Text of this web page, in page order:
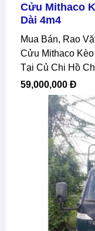
Cửu Mithaco
Dài 4m4
Mua Bán, Rao Vặt Xe Tải Cũ Củ Chi Hồ Chí Minh,
Cửu Mithaco
Tại Củ Chi Hồ
59,000,000 Đ